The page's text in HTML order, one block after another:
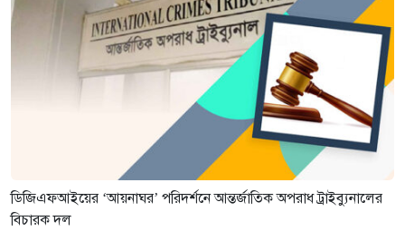
ডিজিএফআইয়ের ‘আয়নাঘর’ পরিদর্শনে আন্তর্জাতিক অপরাধ ট্রাইব্যুনালের
বিচারক দল